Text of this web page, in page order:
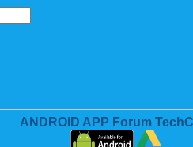
ANDROID APP Forum